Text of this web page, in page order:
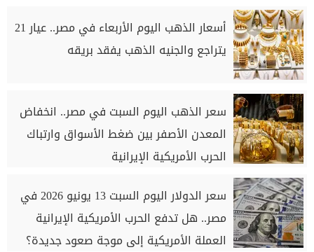
أسعار الذهب اليوم الأربعاء في مصر.. عيار 21
يتراجع والجنيه الذهب يفقد بريقه
سعر الذهب اليوم السبت في مصر.. انخفاض
المعدن الأصفر بين ضغط الأسواق وارتباك
الحرب الأمريكية الإيرانية
سعر الدولار اليوم السبت 13 يونيو 2026 في
مصر.. هل تدفع الحرب الأمريكية الإيرانية
العملة الأمريكية إلى موجة صعود جديدة؟